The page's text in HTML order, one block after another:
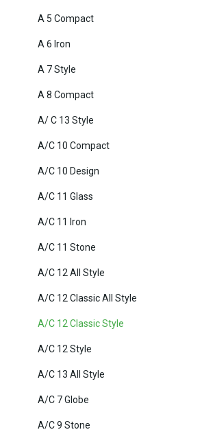
A 5 Compact
A 6 Iron
A 7 Style
A 8 Compact
A/ C 13 Style
A/C 10 Compact
A/C 10 Design
A/C 11 Glass
A/C 11 Iron
A/C 11 Stone
A/C 12 All Style
A/C 12 Classic All Style
A/C 12 Classic Style
A/C 12 Style
A/C 13 All Style
A/C 7 Globe
A/C 9 Stone